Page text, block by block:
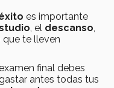
es importante
, el descanso
que te lleven
final debes
antes todas tus